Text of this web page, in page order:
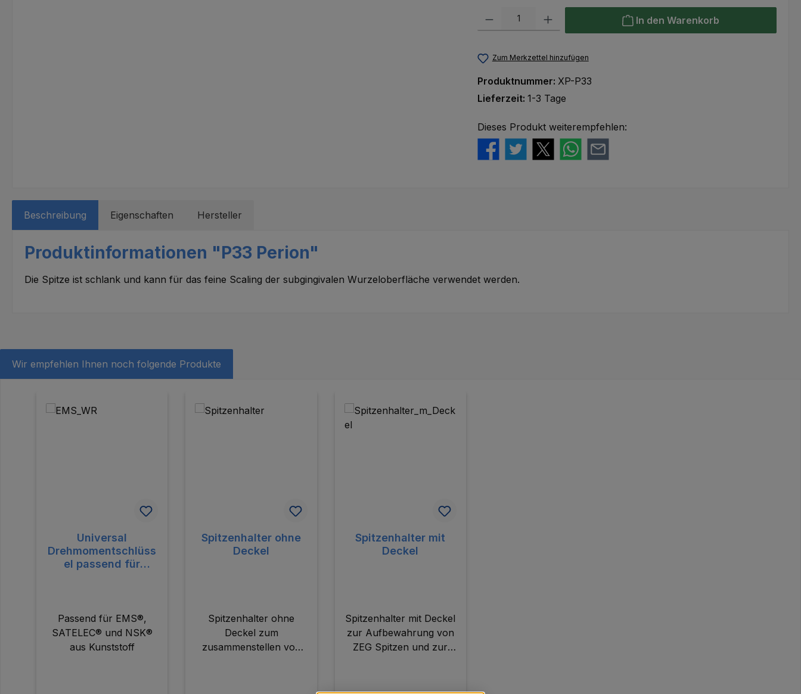
Produkt Anzahl: Gib den gewünschten Wert ein oder benutze die Schaltflächen
In den Warenkorb
Zum Merkzettel hinzufügen
Produktnummer: XP-P33
Lieferzeit: 1-3 Tage
Dieses Produkt weiterempfehlen:
Beschreibung Eigenschaften Hersteller
Produktinformationen "P33 Perion"
Die Spitze ist schlank und kann für das feine Scaling der subgingivalen Wurzeloberfläche verwendet werden.
Wir empfehlen Ihnen noch folgende Produkte
Universal
Drehmomentschlüss
el passend für
Passend für EMS®,
SATELEC® und NSK®
aus Kunststoff
Spitzenhalter ohne
Deckel
Spitzenhalter ohne
Deckel zum
zusammenstellen von
Spitzenhalter mit
Deckel
Spitzenhalter mit Deckel
zur Aufbewahrung von
ZEG Spitzen und zur